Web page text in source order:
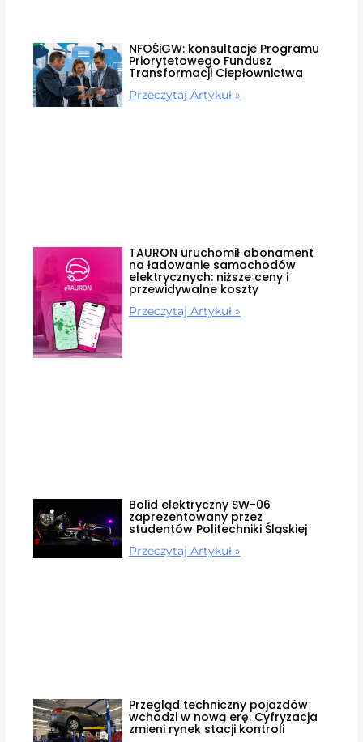
NFOŚiGW: konsultacje Programu
Priorytetowego Fundusz
Transformacji Ciepłownictwa
Przeczytaj Artykuł »
TAURON uruchomił abonament
na ładowanie samochodów
elektrycznych: niższe ceny i
przewidywalne koszty
Przeczytaj Artykuł »
Bolid elektryczny SW-06
zaprezentowany przez
studentów Politechniki Śląskiej
Przeczytaj Artykuł »
Przegląd techniczny pojazdów
wchodzi w nową erę. Cyfryzacja
zmieni rynek stacji kontroli